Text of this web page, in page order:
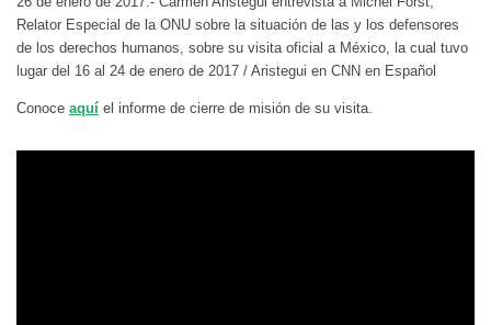
Relator Especial de la ONU sobre la situación de las y los defensores
de los derechos humanos, sobre su visita oficial a México, la cual tuvo
lugar del 16 al 24 de enero de 2017 / Aristegui en CNN en Español
Conoce aquí el informe de cierre de misión de su visita.